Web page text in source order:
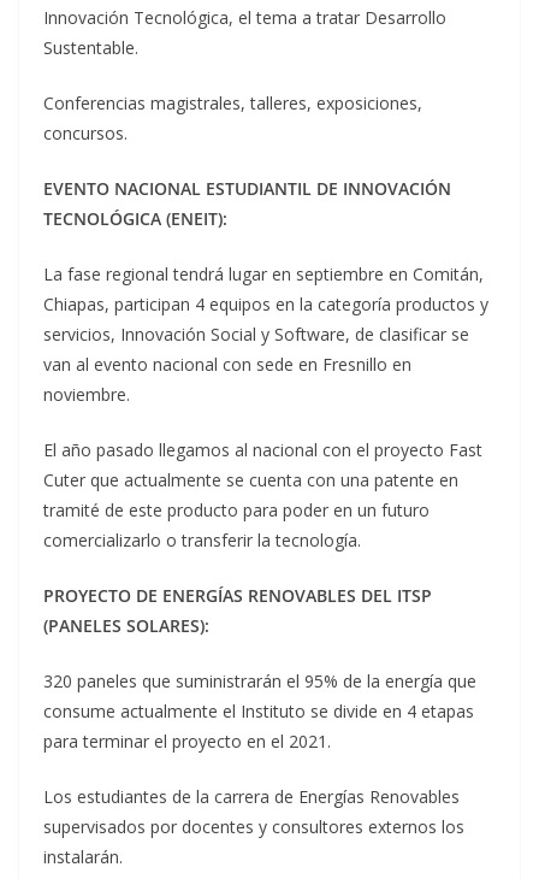
Innovación Tecnológica, el tema a tratar Desarrollo
Sustentable.
Conferencias magistrales, talleres, exposiciones,
concursos.
EVENTO NACIONAL ESTUDIANTIL DE INNOVACIÓN
TECNOLÓGICA (ENEIT):
La fase regional tendrá lugar en septiembre en Comitán,
Chiapas, participan 4 equipos en la categoría productos y
servicios, Innovación Social y Software, de clasificar se
van al evento nacional con sede en Fresnillo en
noviembre.
El año pasado llegamos al nacional con el proyecto Fast
Cuter que actualmente se cuenta con una patente en
tramité de este producto para poder en un futuro
comercializarlo o transferir la tecnología.
PROYECTO DE ENERGÍAS RENOVABLES DEL ITSP
(PANELES SOLARES):
320 paneles que suministrarán el 95% de la energía que
consume actualmente el Instituto se divide en 4 etapas
para terminar el proyecto en el 2021.
Los estudiantes de la carrera de Energías Renovables
supervisados por docentes y consultores externos los
instalarán.